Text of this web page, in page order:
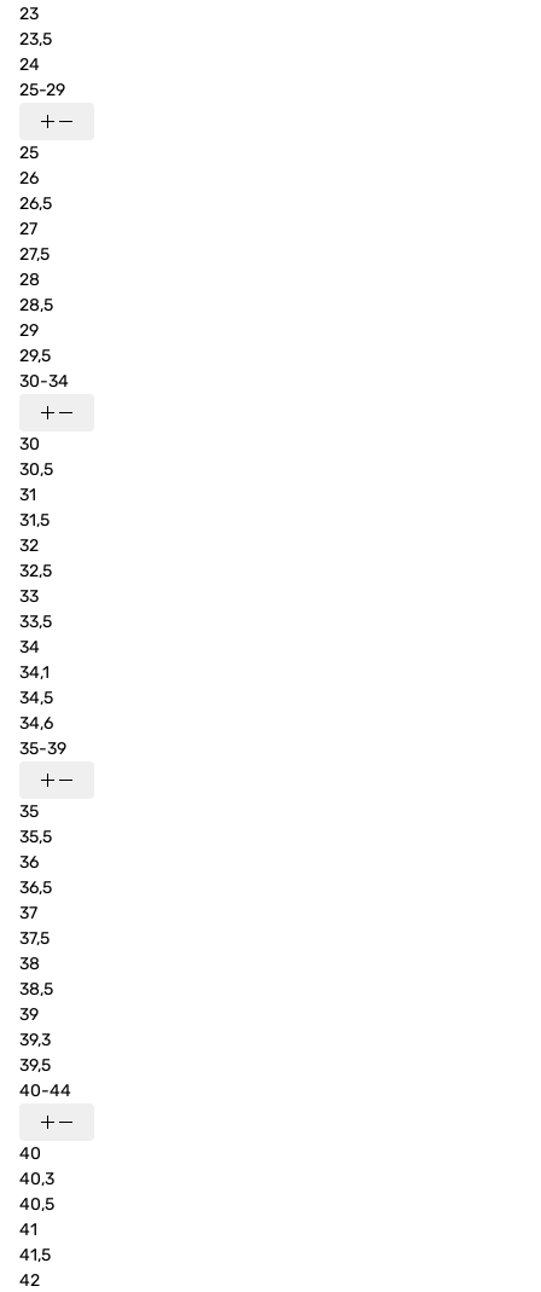
23
23,5
24
25-29
25
26
26,5
27
27,5
28
28,5
29
29,5
30-34
30
30,5
31
31,5
32
32,5
33
33,5
34
34,1
34,5
34,6
35-39
35
35,5
36
36,5
37
37,5
38
38,5
39
39,3
39,5
40-44
40
40,3
40,5
41
41,5
42